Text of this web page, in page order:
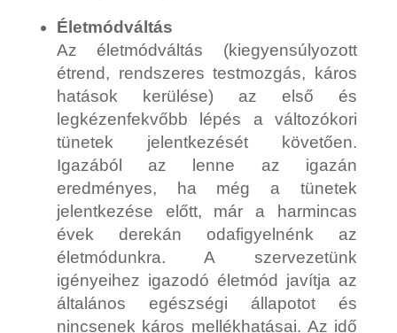
Életmódváltás
Az életmódváltás (kiegyensúlyozott
étrend, rendszeres testmozgás, káros
hatások kerülése) az első és
legkézenfekvőbb lépés a változókori
tünetek jelentkezését követően.
Igazából az lenne az igazán
eredményes, ha még a tünetek
jelentkezése előtt, már a harmincas
évek derekán odafigyelnénk az
életmódunkra. A szervezetünk
igényeihez igazodó életmód javítja az
általános egészségi állapotot és
nincsenek káros mellékhatásai. Az idő